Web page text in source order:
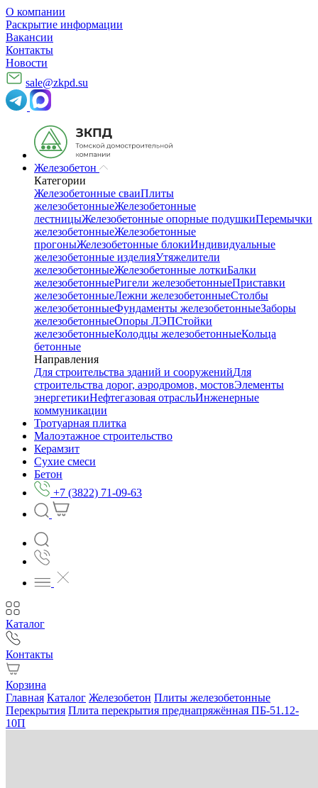
О компании
Раскрытие информации
Вакансии
Контакты
Новости
sale@zkpd.su
Железобетон
Категории
Железобетонные сваиПлиты
железобетонныеЖелезобетонные
лестницыЖелезобетонные опорные подушкиПеремычки
железобетонныеЖелезобетонные
прогоныЖелезобетонные блокиИндивидуальные
железобетонные изделияУтяжелители
железобетонныеЖелезобетонные лоткиБалки
железобетонныеРигели железобетонныеПриставки
железобетонныеЛежни железобетонныеСтолбы
железобетонныеФундаменты железобетонныеЗаборы
железобетонныеОпоры ЛЭПСтойки
железобетонныеКолодцы железобетонныеКольца
бетонные
Направления
Для строительства зданий и сооруженийДля
строительства дорог, аэродромов, мостовЭлементы
энергетикиНефтегазовая отрасльИнженерные
коммуникации
Тротуарная плитка
Малоэтажное строительство
Керамзит
Сухие смеси
Бетон
+7 (3822) 71-09-63
Каталог
Контакты
Корзина
Главная Каталог Железобетон Плиты железобетонные
Перекрытия Плита перекрытия преднапряжённая ПБ-51.12-
10П